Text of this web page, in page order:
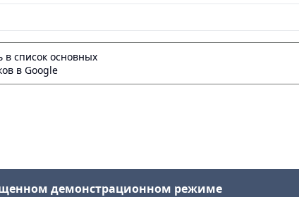
в список основных
в Google
демонстрационном режиме